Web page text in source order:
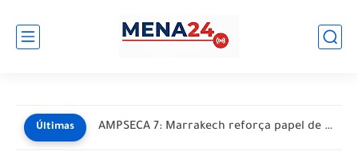
Últimas AMPSECA 7: Marrakech reforça papel de Marrocos como polo de...